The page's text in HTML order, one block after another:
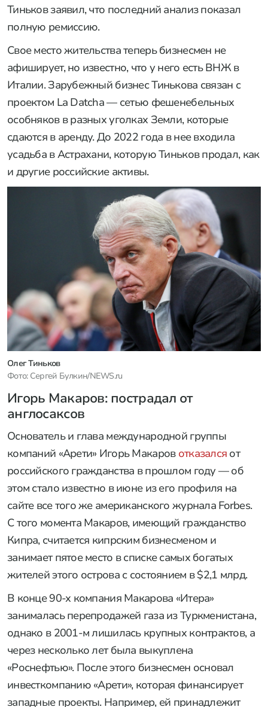
Тиньков заявил, что последний анализ показал
полную ремиссию.
Свое место жительства теперь бизнесмен не
афиширует, но известно, что у него есть ВНЖ в
Италии. Зарубежный бизнес Тинькова связан с
проектом La Datcha — сетью фешенебельных
особняков в разных уголках Земли, которые
сдаются в аренду. До 2022 года в нее входила
усадьба в Астрахани, которую Тиньков продал, как
и другие российские активы.
Олег Тиньков
Фото: Сергей Булкин/NEWS.ru
Игорь Макаров: пострадал от
англосаксов
Основатель и глава международной группы
компаний «Арети» Игорь Макаров отказался от
российского гражданства в прошлом году — об
этом стало известно в июне из его профиля на
сайте все того же американского журнала Forbes.
С того момента Макаров, имеющий гражданство
Кипра, считается кипрским бизнесменом и
занимает пятое место в списке самых богатых
жителей этого острова с состоянием в $2,1 млрд.
В конце 90-х компания Макарова «Итера»
занималась перепродажей газа из Туркменистана,
однако в 2001-м лишилась крупных контрактов, а
через несколько лет была выкуплена
«Роснефтью». После этого бизнесмен основал
инвесткомпанию «Арети», которая финансирует
западные проекты. Например, ей принадлежит